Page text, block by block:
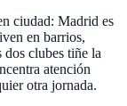
ciudad: Madrid es
en barrios,
clubes tiñe la
atención
otra jornada.